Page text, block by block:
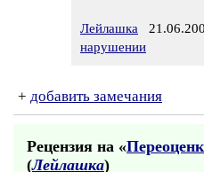
Лейлашка
нарушении
+ добавить замечания
Рецензия на «
(Лейлашка)